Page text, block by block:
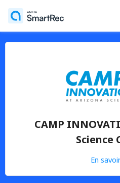
CAMP
Science
En